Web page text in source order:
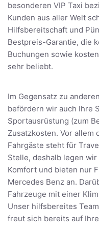
besonderen VIP Taxi
Kunden aus aller Welt
Hilfsbereitschaft und
Bestpreis-Garantie, die
Buchungen sowie
sehr beliebt.
Im Gegensatz zu
befördern wir auch Ihre
Sportausrüstung (zum
Zusatzkosten. Vor
Fahrgäste steht für
Stelle, deshalb legen
Komfort und bieten nur
Mercedes Benz an.
Fahrzeuge mit einer
Unser hilfsbereites
freut sich bereits auf